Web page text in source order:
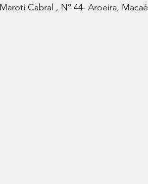
Cabral , N° 44- Aroeira, Macaé